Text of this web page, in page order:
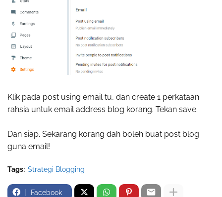
Klik pada post using email tu, dan create 1 perkataan
rahsia untuk email address blog korang. Tekan save.
Dan siap. Sekarang korang dah boleh buat post blog
guna email!
Tags: Strategi Blogging
Facebook